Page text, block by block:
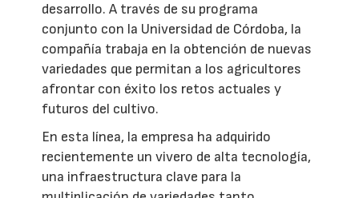
desarrollo. A través de su programa
conjunto con la Universidad de Córdoba, la
compañía trabaja en la obtención de nuevas
variedades que permitan a los agricultores
afrontar con éxito los retos actuales y
futuros del cultivo.
En esta línea, la empresa ha adquirido
recientemente un vivero de alta tecnología,
una infraestructura clave para la